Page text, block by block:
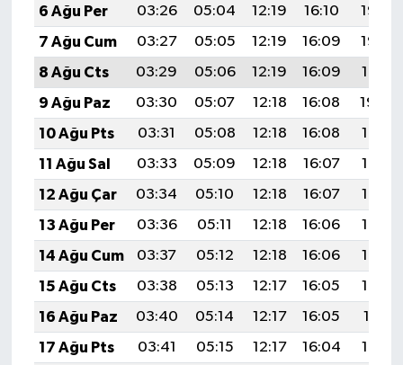
6 Ağu Per
03:26 05:04 12:19 16:10
19:23
7 Ağu Cum
03:27 05:05 12:19 16:09
19:22
8 Ağu Cts
03:29 05:06 12:19 16:09
19:21
9 Ağu Paz
03:30 05:07 12:18 16:08
19:20
10 Ağu Pts
03:31 05:08 12:18 16:08
19:19
11 Ağu Sal
03:33 05:09 12:18 16:07
19:17
12 Ağu Çar
03:34 05:10 12:18 16:07
19:16
13 Ağu Per
03:36 05:11 12:18 16:06
19:15
14 Ağu Cum
03:37 05:12 12:18 16:06
19:14
15 Ağu Cts
03:38 05:13 12:17 16:05
19:12
16 Ağu Paz
03:40 05:14 12:17 16:05
19:11
17 Ağu Pts
03:41 05:15 12:17 16:04
19:10